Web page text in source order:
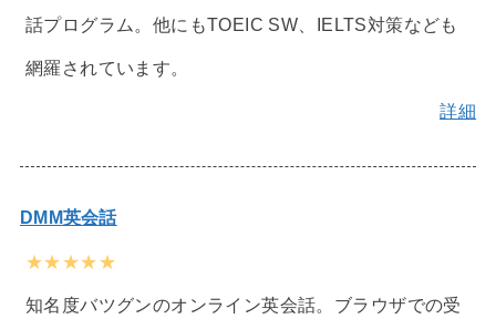
話プログラム。他にもTOEIC SW、IELTS対策なども
網羅されています。
詳細
DMM英会話
★★★★★
知名度バツグンのオンライン英会話。ブラウザでの受